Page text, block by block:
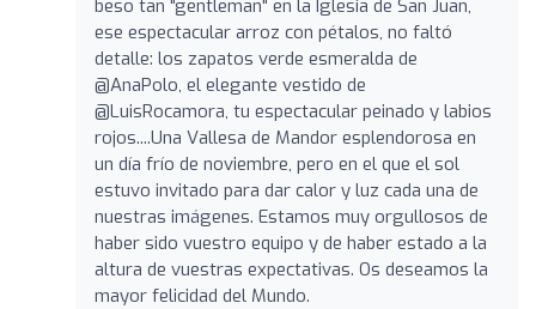
beso tan "gentleman" en la Iglesia de San Juan,
ese espectacular arroz con pétalos, no faltó
detalle: los zapatos verde esmeralda de
@AnaPolo, el elegante vestido de
@LuisRocamora, tu espectacular peinado y labios
rojos....Una Vallesa de Mandor esplendorosa en
un día frío de noviembre, pero en el que el sol
estuvo invitado para dar calor y luz cada una de
nuestras imágenes. Estamos muy orgullosos de
haber sido vuestro equipo y de haber estado a la
altura de vuestras expectativas. Os deseamos la
mayor felicidad del Mundo.